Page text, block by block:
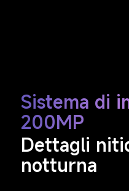
Sistema di
200MP
Dettagli
notturna